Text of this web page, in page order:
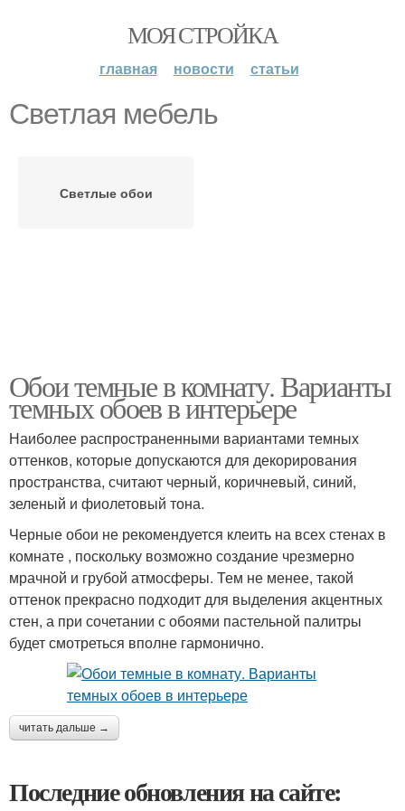
МОЯ СТРОЙКА
главная новости статьи
Светлая мебель
Светлые обои
Обои темные в комнату. Варианты
темных обоев в интерьере
Наиболее распространенными вариантами темных
оттенков, которые допускаются для декорирования
пространства, считают черный, коричневый, синий,
зеленый и фиолетовый тона.
Черные обои не рекомендуется клеить на всех стенах в
комнате , поскольку возможно создание чрезмерно
мрачной и грубой атмосферы. Тем не менее, такой
оттенок прекрасно подходит для выделения акцентных
стен, а при сочетании с обоями пастельной палитры
будет смотреться вполне гармонично.
читать дальше →
Последние обновления на сайте: